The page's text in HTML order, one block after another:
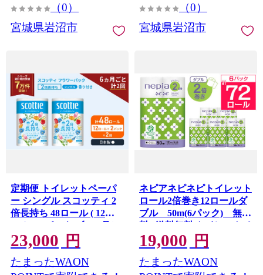
（0）
宮城県岩沼市
宮城県 岩沼市
（0）
宮城県岩沼市
定期便 トイレットペーパ
ー シングル スコッティ 2
倍長持ち 48ロール ( 12ロ
ール × 2パック)《 6ヶ月ご
と 計 2 回 》 フラワーパッ
ク 香り付き [№5704-1169]
23,000 円
たまったWAON
ネピアネピネピトイレット
ロール2倍巻き12ロールダ
ブル 50m(6パック) 無香
料_ 送料無料 トイレットペ
ーパー ロングロール 生活
用品 まとめ買い 生活雑貨
日用品 消耗品 ネピア ネピ
19,000 円
たまったWAON